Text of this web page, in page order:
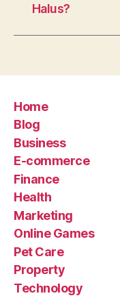
Halus?
Home
Blog
Business
E-commerce
Finance
Health
Marketing
Online Games
Pet Care
Property
Technology